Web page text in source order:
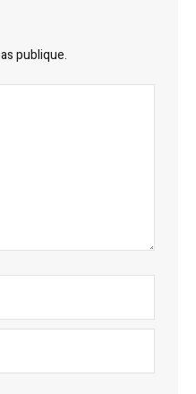
publique.